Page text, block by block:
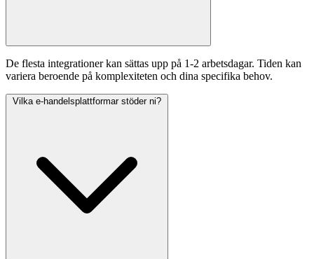
De flesta integrationer kan sättas upp på 1-2 arbetsdagar. Tiden kan
variera beroende på komplexiteten och dina specifika behov.
Vilka e-handelsplattformar stöder ni?